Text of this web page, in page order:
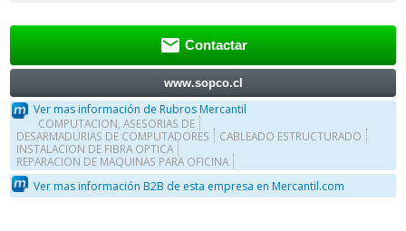
 Contactar
www.sopco.cl
Ver mas información de Rubros Mercantil
COMPUTACION, ASESORIAS DE
DESARMADURIAS DE COMPUTADORES
CABLEADO ESTRUCTURADO
INSTALACION DE FIBRA OPTICA
REPARACION DE MAQUINAS PARA OFICINA
Ver mas información B2B de esta empresa en Mercantil.com